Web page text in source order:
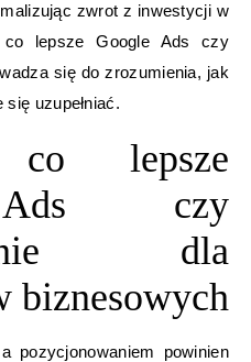
zwrot z inwestycji w
co lepsze Google Ads czy
się do zrozumienia, jak
uzupełniać.
co lepsze
czy
dla
biznesowych
pozycjonowaniem powinien